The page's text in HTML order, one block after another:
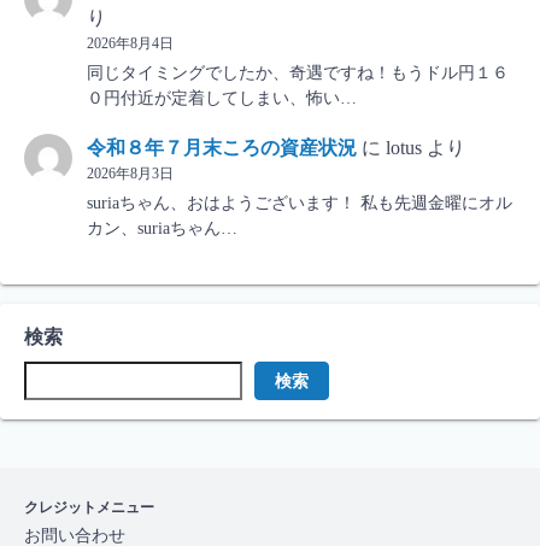
り
2026年8月4日
同じタイミングでしたか、奇遇ですね！もうドル円１６
０円付近が定着してしまい、怖い…
令和８年７月末ころの資産状況 に lotus より
2026年8月3日
suriaちゃん、おはようございます！ 私も先週金曜にオル
カン、suriaちゃん…
検索
検索
クレジットメニュー
お問い合わせ